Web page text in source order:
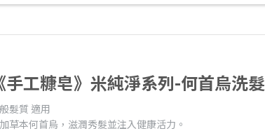
手工糠皂》米純淨系列-何首烏洗
髮質 適用
草本何首烏，滋潤秀髮並注入健康活力。